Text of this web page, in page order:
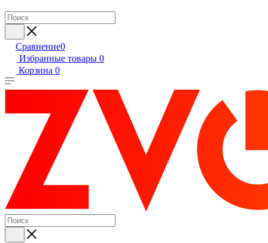
Сравнение0
Избранные товары 0
Корзина 0